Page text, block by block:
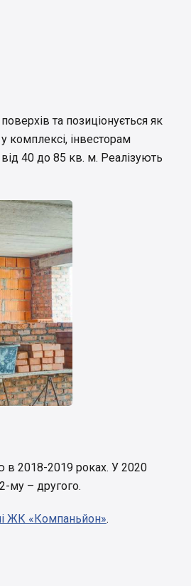
та позиціонується як
комплексі, інвесторам
40 до 85 кв. м. Реалізують
в 2018-2019 роках. У 2020
му – другого.
ЖК «Компаньйон».